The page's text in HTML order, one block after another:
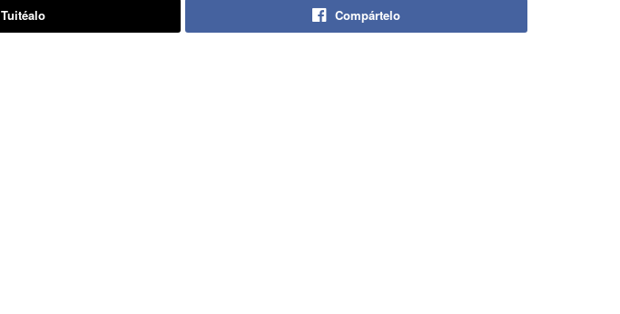
Tuitéalo Compártelo